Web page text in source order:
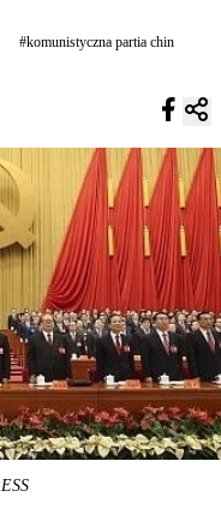
#komunistyczna partia chin